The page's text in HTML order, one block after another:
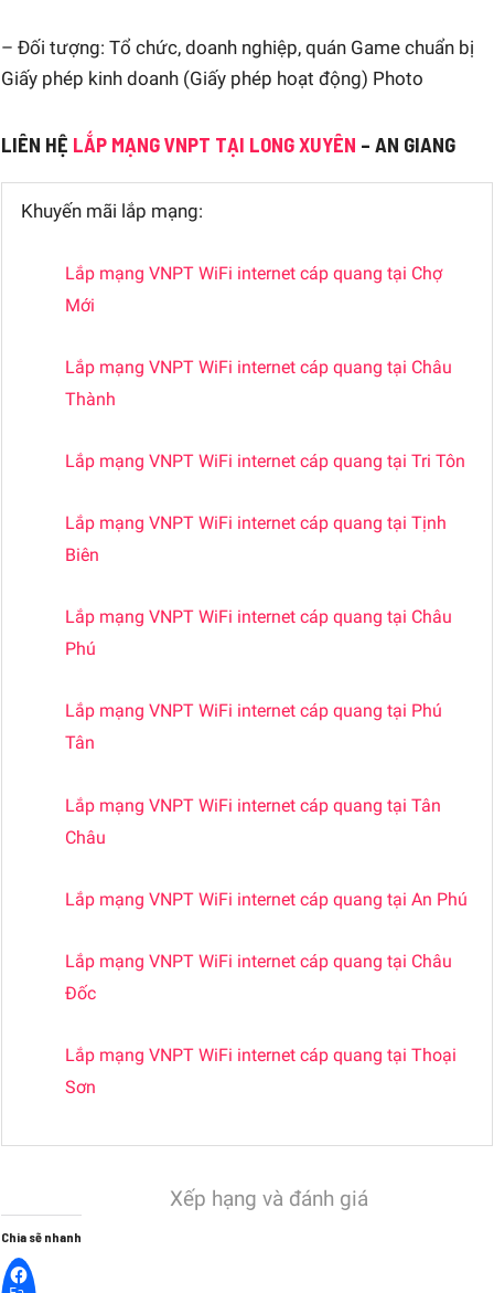
– Đối tượng: Tổ chức, doanh nghiệp, quán Game chuẩn bị
Giấy phép kinh doanh (Giấy phép hoạt động) Photo
LIÊN HỆ LẮP MẠNG VNPT TẠI LONG XUYÊN – AN GIANG
Khuyến mãi lắp mạng:
Lắp mạng VNPT WiFi internet cáp quang tại Chợ
Mới
Lắp mạng VNPT WiFi internet cáp quang tại Châu
Thành
Lắp mạng VNPT WiFi internet cáp quang tại Tri Tôn
Lắp mạng VNPT WiFi internet cáp quang tại Tịnh
Biên
Lắp mạng VNPT WiFi internet cáp quang tại Châu
Phú
Lắp mạng VNPT WiFi internet cáp quang tại Phú
Tân
Lắp mạng VNPT WiFi internet cáp quang tại Tân
Châu
Lắp mạng VNPT WiFi internet cáp quang tại An Phú
Lắp mạng VNPT WiFi internet cáp quang tại Châu
Đốc
Lắp mạng VNPT WiFi internet cáp quang tại Thoại
Sơn
Xếp hạng và đánh giá
Chia sẽ nhanh